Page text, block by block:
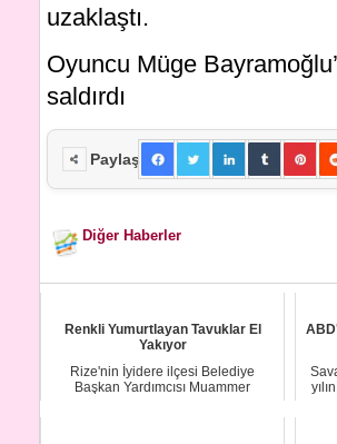
uzaklaştı.
Oyuncu Müge
saldırdı
Paylaş
Diğer Haberler
Renkli Yumurtlayan Tavuklar El
Yakıyor
Rize'nin İyidere ilçesi Belediye
Başkan Yardımcısı Muammer